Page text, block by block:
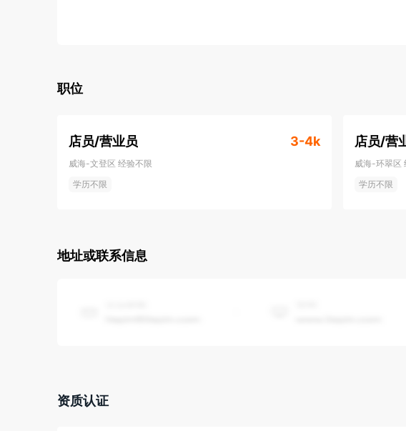
职位
店员/营业员 3-4k
威海-文登区 经验不限
学历不限
店员/营
威海-环翠区
学历不限
地址或联系信息
资质认证